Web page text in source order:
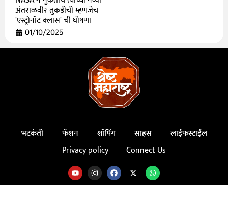
अंतराळवीर तुकडीची म्हणजेच
'एस्ट्रोनॉट क्लास' ची घोषणा
01/10/2025
भटकंती फॅशन शॉपिंग साहस
लाईफस्टाईल
Privacy policy
Connect Us